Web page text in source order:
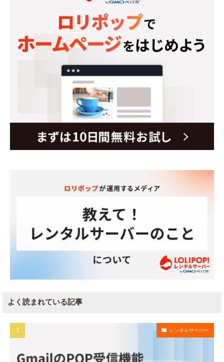
よく読まれている記事
レンタルサーバー